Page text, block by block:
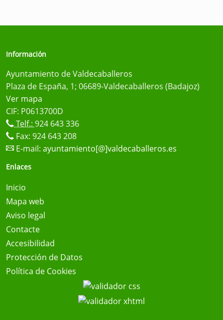
Información
Ayuntamiento de Valdecaballeros
Plaza de España, 1; 06689-Valdecaballeros (Badajoz)
Ver mapa
CIF: P0613700D
Telf.: 924 643 336
Fax: 924 643 208
E-mail: ayuntamiento[@]valdecaballeros.es
Enlaces
Inicio
Mapa web
Aviso legal
Contacte
Accesibilidad
Protección de Datos
Política de Cookies